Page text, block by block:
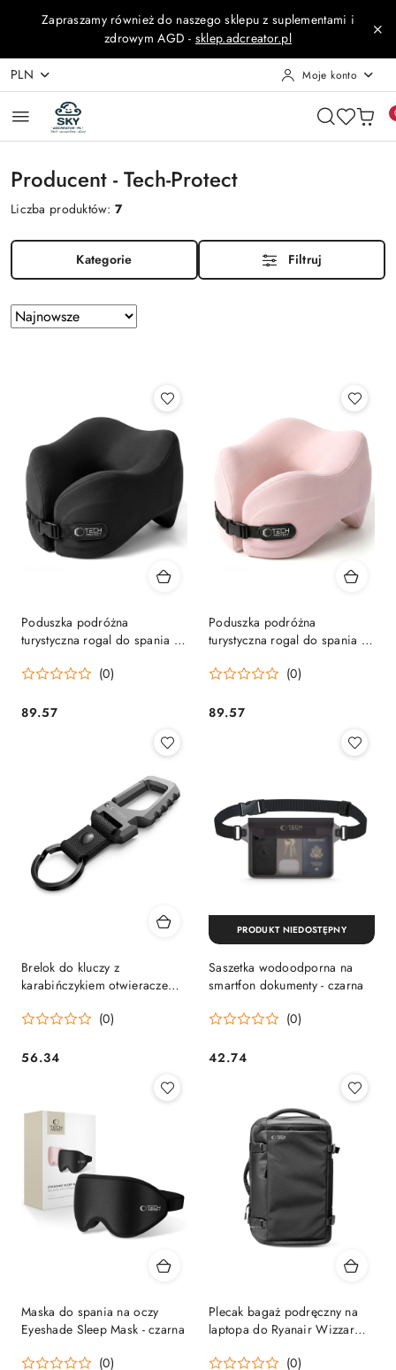
Przejdź do treści głównej
Przejdź do wyszukiwarki
Przejdź do moje konto
Przejdź do menu głównego
Przejdź do stopki
Zapraszamy również do naszego sklepu z suplementami i
zdrowym AGD - sklep.adcreator.pl
PLN Moje konto
Producent - Tech-Protect
Liczba produktów:7
Kategorie Filtruj
Zastosowano
sortowanie:
Sortuj
według
Poduszka podróżna
turystyczna rogal do spania -
(0)
Cena:
89.57
Poduszka podróżna
turystyczna rogal do spania -
(0)
Cena:
89.57
Brelok do kluczy z
karabińczykiem otwieraczem
(0)
Cena:
56.34
Saszetka wodoodporna na
smartfon dokumenty - czarna
(0)
Cena:
42.74
PRODUKT NIEDOSTĘPNY
Maska do spania na oczy
Eyeshade Sleep Mask - czarna
(0)
Plecak bagaż podręczny na
laptopa do Ryanair Wizzar
(0)